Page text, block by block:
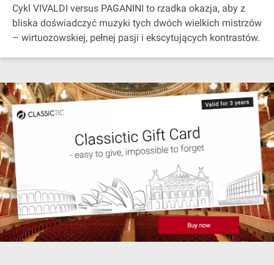
Cykl VIVALDI versus PAGANINI to rzadka okazja, aby z
bliska doświadczyć muzyki tych dwóch wielkich mistrzów
– wirtuozowskiej, pełnej pasji i ekscytujących kontrastów.